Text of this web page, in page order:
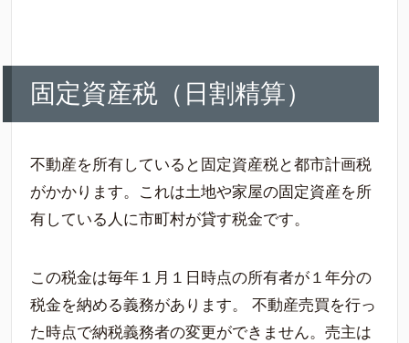
固定資産税（日割精算）
不動産を所有していると固定資産税と都市計画税
がかかります。これは土地や家屋の固定資産を所
有している人に市町村が貸す税金です。
この税金は毎年１月１日時点の所有者が１年分の
税金を納める義務があります。 不動産売買を行っ
た時点で納税義務者の変更ができません。 売主は